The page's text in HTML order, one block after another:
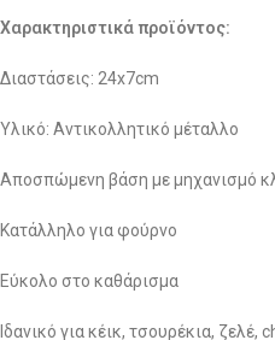
Χαρακτηριστικά προϊόντος:
Διαστάσεις: 24x7cm
Υλικό: Αντικολλητικό μέταλλο
Αποσπώμενη βάση με μηχανισμό
Κατάλληλο για φούρνο
Εύκολο στο καθάρισμα
Ιδανικό για κέικ, τσουρέκια, ζελέ,